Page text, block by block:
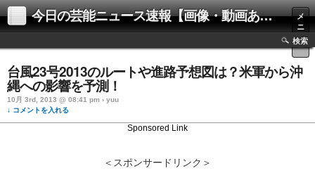
今日の芸能ニュース速報【画像・動画あり】
メ
ニ
ュ
ー
検索
台風23号2013のルートや進路予想図は？米軍から沖
縄への影響を予測！
10月 3rd, 2013 @ 08:41 pm › yuu
↓ コメントを入れる
Sponsored Link
＜スポンサードリンク＞